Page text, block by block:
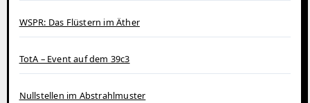
WSPR: Das Flüstern im Äther
TotA – Event auf dem 39c3
Nullstellen im Abstrahlmuster